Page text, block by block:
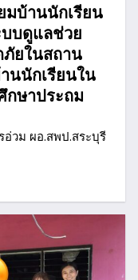
มบ้านนักเรียน
บดูแลช่วย
ภัยในสถาน
นนักเรียนใน
กษาประถม
วม ผอ.สพป.สระบุรี